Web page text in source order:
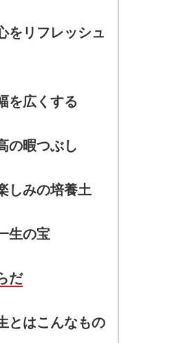
リフレッシュ
を広くする
の暇つぶし
しみの培養土
生の宝
だ
はこんなもの